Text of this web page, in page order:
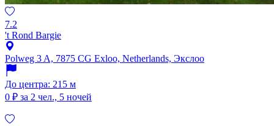
7.2
't Rond Bargie
Polweg 3 A, 7875 CG Exloo, Netherlands, Экслоо
До центра: 215 м
0 ₽ за 2 чел., 5 ночей